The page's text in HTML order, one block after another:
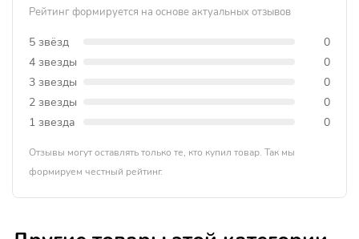
Рейтинг формируется на основе актуальных отзывов
5 звёзд
0
4 звезды
0
3 звезды
0
2 звезды
0
1 звезда
0
Отзывы могут оставлять только те, кто купил товар. Так мы
формируем честный рейтинг.